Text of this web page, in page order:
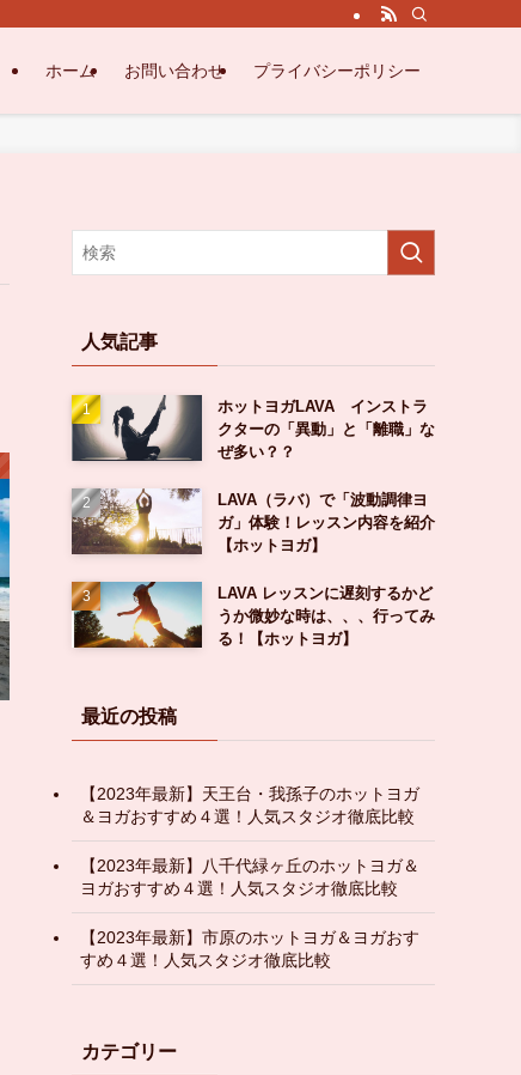
ホーム お問い合わせ プライバシーポリシー
人気記事
ホットヨガLAVA インストラ
クターの「異動」と「離職」な
ぜ多い？？
LAVA（ラバ）で「波動調律ヨ
ガ」体験！レッスン内容を紹介
【ホットヨガ】
LAVA レッスンに遅刻するかど
うか微妙な時は、、、行ってみ
る！【ホットヨガ】
最近の投稿
【2023年最新】天王台・我孫子のホットヨガ
＆ヨガおすすめ４選！人気スタジオ徹底比較
【2023年最新】八千代緑ヶ丘のホットヨガ＆
ヨガおすすめ４選！人気スタジオ徹底比較
【2023年最新】市原のホットヨガ＆ヨガおす
すめ４選！人気スタジオ徹底比較
カテゴリー